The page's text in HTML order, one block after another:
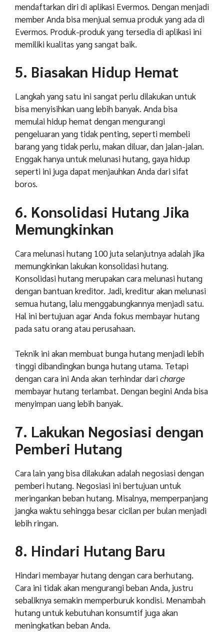
mendaftarkan diri di aplikasi Evermos. Dengan menjadi
member Anda bisa menjual semua produk yang ada di
Evermos. Produk-produk yang tersedia di aplikasi ini
memiliki kualitas yang sangat baik.
5. Biasakan Hidup Hemat
Langkah yang satu ini sangat perlu dilakukan untuk
bisa menyisihkan uang lebih banyak. Anda bisa
memulai hidup hemat dengan mengurangi
pengeluaran yang tidak penting, seperti membeli
barang yang tidak perlu, makan diluar, dan jalan-jalan.
Enggak hanya untuk melunasi hutang, gaya hidup
seperti ini juga dapat menjauhkan Anda dari sifat
boros.
6. Konsolidasi Hutang Jika
Memungkinkan
Cara melunasi hutang 100 juta selanjutnya adalah jika
memungkinkan lakukan konsolidasi hutang.
Konsolidasi hutang merupakan cara melunasi hutang
dengan bantuan kreditor. Jadi, kreditur akan melunasi
semua hutang, lalu menggabungkannya menjadi satu.
Hal ini bertujuan agar Anda fokus membayar hutang
pada satu orang atau perusahaan.
Teknik ini akan membuat bunga hutang menjadi lebih
tinggi dibandingkan bunga hutang utama. Tetapi
dengan cara ini Anda akan terhindar daricharge
membayar hutang terlambat. Dengan begini Anda bisa
menyimpan uang lebih banyak.
7. Lakukan Negosiasi dengan
Pemberi Hutang
Cara lain yang bisa dilakukan adalah negosiasi dengan
pemberi hutang. Negosiasi ini bertujuan untuk
meringankan beban hutang. Misalnya, memperpanjang
jangka waktu sehingga besar cicilan per bulan menjadi
lebih ringan.
8. Hindari Hutang Baru
Hindari membayar hutang dengan cara berhutang.
Cara ini tidak akan mengurangi beban Anda, justru
sebaliknya semakin memperburuk kondisi. Menambah
hutang untuk kebutuhan konsumtif juga akan
meningkatkan beban Anda.